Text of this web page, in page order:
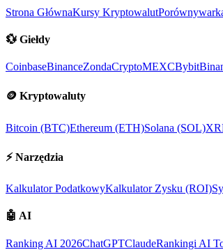
Strona GłównaKursy Kryptowalut
💱 Giełdy
CoinbaseBinanceZondaCryptoMEXCBybit
🪙 Kryptowaluty
Bitcoin (BTC)Ethereum (ETH)Solana (SOL)
⚡ Narzędzia
Kalkulator PodatkowyKalkulator Zysku (ROI)
🤖 AI
Ranking AI 2026ChatGPTClaudeRankingi AI